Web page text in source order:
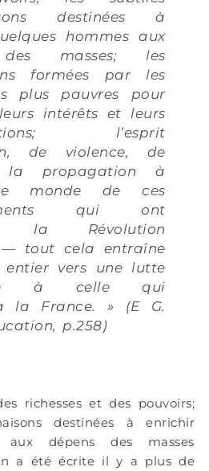
destinées à
hommes aux
masses; les
formées par les
plus pauvres pour
intérêts et leurs
l’esprit
de violence, de
la propagation à
monde de ces
qui ont
la Révolution
— tout cela entraîne
entier vers une lutte
à celle qui
la France. » (E G.
p.258)
richesses et des pouvoirs;
destinées à enrichir
aux dépens des masses
a été écrite il y a plus de